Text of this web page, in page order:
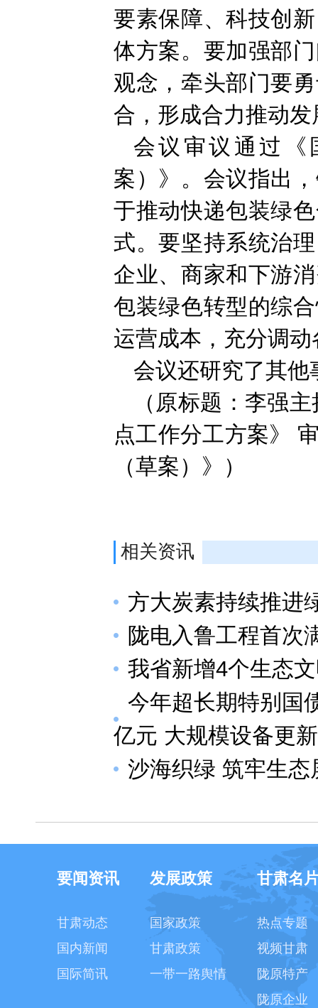
要素保障、科技创
体方案。要加强部
观念，牵头部门要
合，形成合力推动发
会议审议通过《
案）》。会议指出
于推动快递包装绿
式。要坚持系统治
企业、商家和下游
包装绿色转型的综
运营成本，充分调
会议还研究了其他
（原标题：李强
点工作分工方案》
（草案）》）
相关资讯
方大炭素持续推进
陇电入鲁工程首次
我省新增4个生态
今年超长期特别国
亿元 大规模设备更
沙海织绿 筑牢生
要闻资讯
甘肃动态
国内新闻
国际简讯
发展政策
国家政策
甘肃政策
一带一路舆情
甘肃名
热点专题
视频甘肃
陇原特产
陇原企业